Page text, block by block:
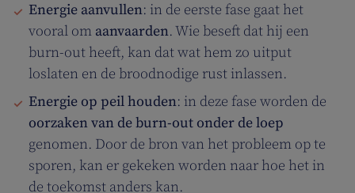
Energie aanvullen: in de eerste fase gaat het
vooral om aanvaarden. Wie beseft dat hij een
burn-out heeft, kan dat wat hem zo uitput
loslaten en de broodnodige rust inlassen.
Energie op peil houden: in deze fase worden de
oorzaken van de burn-out onder de loep
genomen. Door de bron van het probleem op te
sporen, kan er gekeken worden naar hoe het in
de toekomst anders kan.